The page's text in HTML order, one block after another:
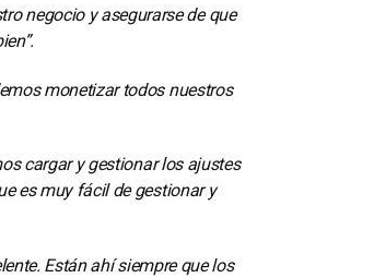
negocio y asegurarse de que
monetizar todos nuestros
cargar y gestionar los ajustes
es muy fácil de gestionar y
Están ahí siempre que los